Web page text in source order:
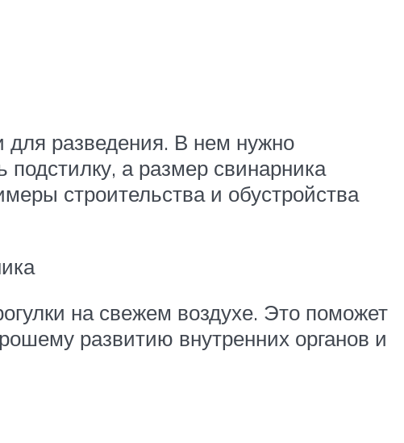
для разведения. В нем нужно
а размер свинарника
строительства и обустройства
на свежем воздухе. Это поможет
развитию внутренних органов и